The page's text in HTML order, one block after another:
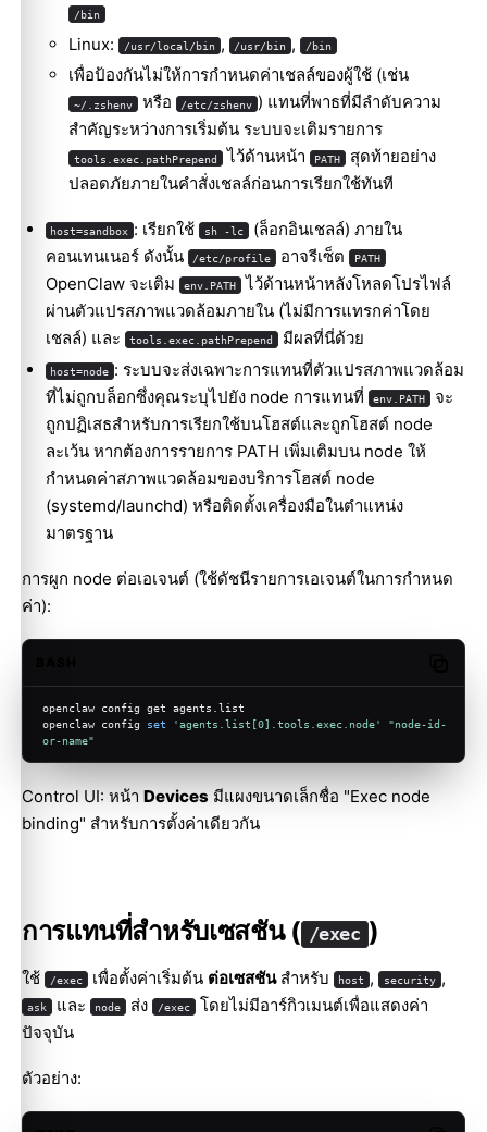
/bin
Linux: /usr/local/bin , /usr/bin , /bin
เพื่อป้องกันไม่ให้การกำหนดค่าเชลล์ของผู้ใช้ (เช่น
~/.zshenv หรือ /etc/zshenv ) แทนที่พาธที่มีลำดับความ
สำคัญระหว่างการเริ่มต้น ระบบจะเติมรายการ
tools.exec.pathPrepend ไว้ด้านหน้า PATH
สุดท้ายอย่าง
ปลอดภัยภายในคำสั่งเชลล์ก่อนการเรียกใช้ทันที
host=sandbox : เรียกใช้ sh -lc (ล็อกอินเชลล์) ภายใน
คอนเทนเนอร์ ดังนั้น
/etc/profile อาจรีเซ็ต PATH
OpenClaw จะเติม env.PATH
ไว้ด้านหน้าหลังโหลดโปรไฟล์
ผ่านตัวแปรสภาพแวดล้อมภายใน (ไม่มีการแทรกค่าโดย
เชลล์) และ
tools.exec.pathPrepend มีผลที่นี่ด้วย
host=node : ระบบจะส่งเฉพาะการแทนที่ตัวแปรสภาพแวดล้อม
ที่ไม่ถูกบล็อกซึ่งคุณระบุไปยัง node การแทนที่
env.PATH
จะ
ถูกปฏิเสธสำหรับการเรียกใช้บนโฮสต์และถูกโฮสต์ node
ละเว้น หากต้องการรายการ PATH เพิ่มเติมบน node ให้
กำหนดค่าสภาพแวดล้อมของบริการโฮสต์ node
(systemd/launchd) หรือติดตั้งเครื่องมือในตำแหน่ง
มาตรฐาน
การผูก node ต่อเอเจนต์ (ใช้ดัชนีรายการเอเจนต์ในการกำหนด
ค่า):
openclaw config get agents.list
openclaw config set 'agents.list[0].tools.exec.node'
"node-id-
or-name"
Control UI: หน้า Devices มีแผงขนาดเล็กชื่อ "Exec node
binding" สำหรับการตั้งค่าเดียวกัน
การแทนที่สำหรับเซสชัน ( /exec )
ใช้ /exec เพื่อตั้งค่าเริ่มต้น ต่อเซสชันสำหรับ host , security ,
ask และ node ส่ง /exec โดยไม่มีอาร์กิวเมนต์เพื่อแสดงค่า
ปัจจุบัน
ตัวอย่าง: